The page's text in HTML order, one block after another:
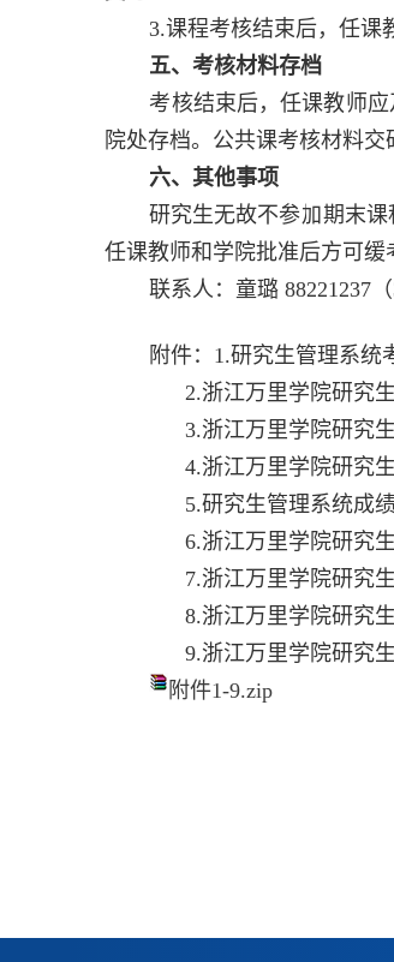
3.课程考核结束后，任课
五、考核材料存档
考核结束后，任课教师
院处存档。公共课考核材料交
六、其他事项
研究生无故不参加期末
任课教师和学院批准后方可缓
联系人：童璐88221237 （
附件： 1.研究生管理系统
2.浙江万里学院研究
3.浙江万里学院研究
4.浙江万里学院研究
5.研究生管理系统成
6.浙江万里学院研究
7.浙江万里学院研究
8.浙江万里学院研究
9.浙江万里学院研究
附件1-9.zip